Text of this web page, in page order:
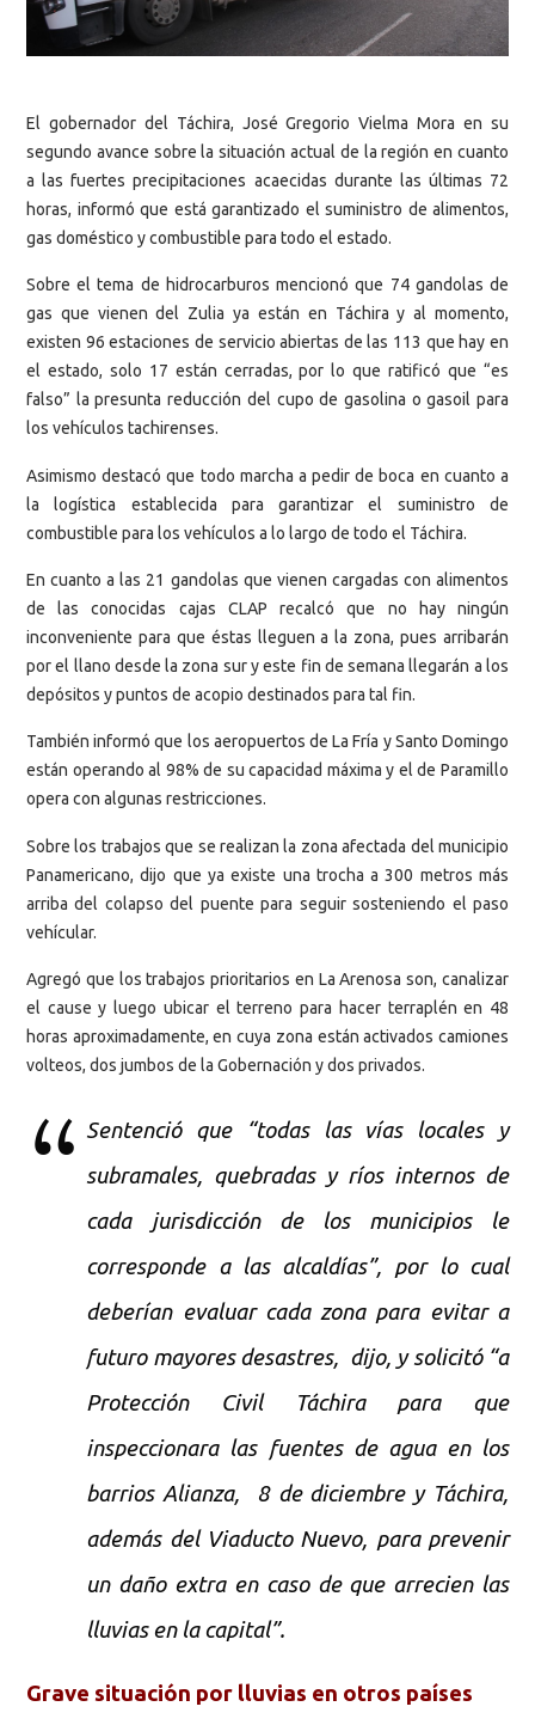
El gobernador del Táchira, José Gregorio Vielma Mora en su
segundo avance sobre la situación actual de la región en cuanto
a las fuertes precipitaciones acaecidas durante las últimas 72
horas, informó que está garantizado el suministro de alimentos,
gas doméstico y combustible para todo el estado.
Sobre el tema de hidrocarburos mencionó que 74 gandolas de
gas que vienen del Zulia ya están en Táchira y al momento,
existen 96 estaciones de servicio abiertas de las 113 que hay en
el estado, solo 17 están cerradas, por lo que ratificó que “es
falso” la presunta reducción del cupo de gasolina o gasoil para
los vehículos tachirenses.
Asimismo destacó que todo marcha a pedir de boca en cuanto a
la logística establecida para garantizar el suministro de
combustible para los vehículos a lo largo de todo el Táchira.
En cuanto a las 21 gandolas que vienen cargadas con alimentos
de las conocidas cajas CLAP recalcó que no hay ningún
inconveniente para que éstas lleguen a la zona, pues arribarán
por el llano desde la zona sur y este fin de semana llegarán a los
depósitos y puntos de acopio destinados para tal fin.
También informó que los aeropuertos de La Fría y Santo Domingo
están operando al 98% de su capacidad máxima y el de Paramillo
opera con algunas restricciones.
Sobre los trabajos que se realizan la zona afectada del municipio
Panamericano, dijo que ya existe una trocha a 300 metros más
arriba del colapso del puente para seguir sosteniendo el paso
vehícular.
Agregó que los trabajos prioritarios en La Arenosa son, canalizar
el cause y luego ubicar el terreno para hacer terraplén en 48
horas aproximadamente, en cuya zona están activados camiones
volteos, dos jumbos de la Gobernación y dos privados.
Sentenció que “todas las vías locales y
subramales, quebradas y ríos internos de
cada jurisdicción de los municipios le
corresponde a las alcaldías”, por lo cual
deberían evaluar cada zona para evitar a
futuro mayores desastres, dijo, y solicitó “a
Protección Civil Táchira para que
inspeccionara las fuentes de agua en los
barrios Alianza, 8 de diciembre y Táchira,
además del Viaducto Nuevo, para prevenir
un daño extra en caso de que arrecien las
lluvias en la capital”.
Grave situación por lluvias en otros países